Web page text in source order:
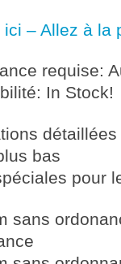
ici – Allez à la
requise:
In Stock!
bas
pour
sans